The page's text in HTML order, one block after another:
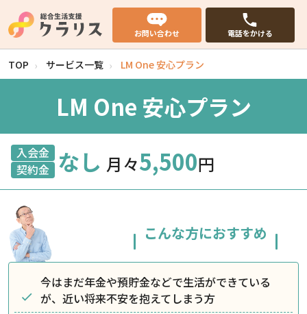
お問い合わせ 電話をかける
TOP サービス一覧 LM One 安心プラン
LM One 安心プラン
入会金
契約金 なし 月々5,500円
こんな方におすすめ
今はまだ年金や預貯金などで生活ができている
が、近い将来不安を抱えてしまう方